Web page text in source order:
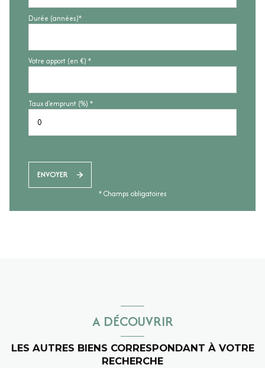
Durée (années)*
Votre apport (en €) *
Taux d'emprunt (%) *
ENVOYER
* Champs obligatoires
A DÉCOUVRIR
LES AUTRES BIENS CORRESPONDANT À VOTRE
RECHERCHE